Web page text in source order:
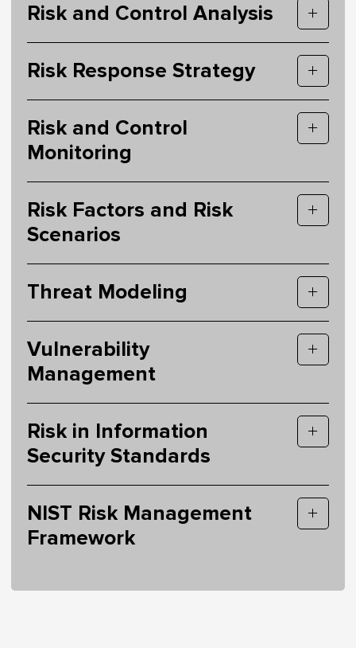
Risk and Control Analysis
Risk Response Strategy
Risk and Control
Monitoring
Risk Factors and Risk
Scenarios
Threat Modeling
Vulnerability
Management
Risk in Information
Security Standards
NIST Risk Management
Framework